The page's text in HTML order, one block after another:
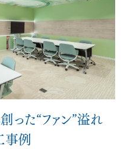
った“ファン”溢れ
事例